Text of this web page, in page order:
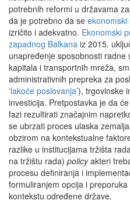
potrebnih reformi u državama
da je potrebno da se ekonomski
izričito i adekvatno. Ekonomski
zapadnog Balkana iz 2015.
unapređenje sposobnosti
kapitala i transportnih mreža,
administrativnih prepreka za
'lakoće poslovanja’), trgovinske
investicija. Pretpostavka je da
fazi rezultirati značajnim
se ubrzati proces ulaska
obzirom na kontekstualne
razlike u institucijama tržišta
na tržištu rada) policyakteri
procesu definiranja i
formuliranjem opcija i
kontekstu određene države.